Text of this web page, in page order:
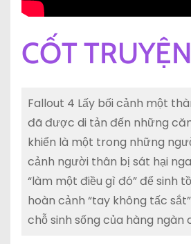
CỐT TRUYỆN
Fallout 4 Lấy bối cảnh một
đã được di tản đến những
khiển là một trong những
cảnh người thân bị sát hại
“làm một điều gì đó” để
hoàn cảnh “tay không tấc
chỗ sinh sống của hàng